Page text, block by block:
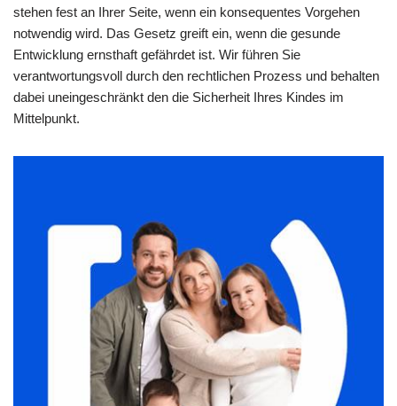
stehen fest an Ihrer Seite, wenn ein konsequentes Vorgehen
notwendig wird. Das Gesetz greift ein, wenn die gesunde
Entwicklung ernsthaft gefährdet ist. Wir führen Sie
verantwortungsvoll durch den rechtlichen Prozess und behalten
dabei uneingeschränkt den die Sicherheit Ihres Kindes im
Mittelpunkt.